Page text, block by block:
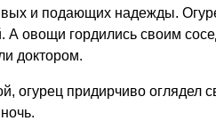
и подающих надежды.
А овощи гордились своим
доктором.
огурец придирчиво оглядел